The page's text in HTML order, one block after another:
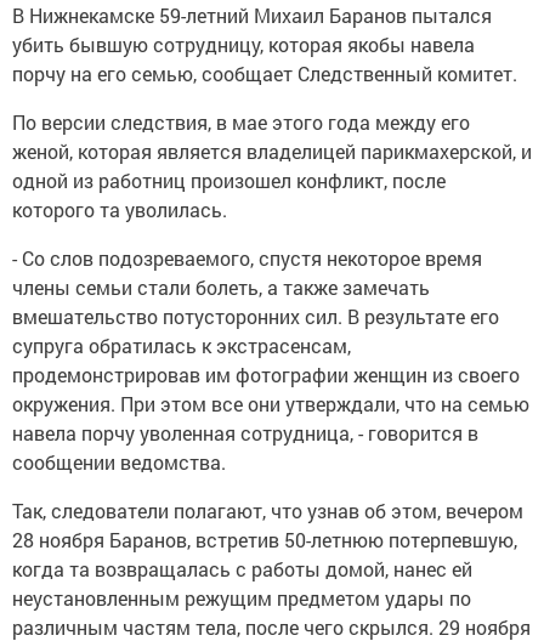
В Нижнекамске 59-летний Михаил Баранов пытался
убить бывшую сотрудницу, которая якобы навела
порчу на его семью, сообщает Следственный комитет.
По версии следствия, в мае этого года между его
женой, которая является владелицей парикмахерской, и
одной из работниц произошел конфликт, после
которого та уволилась.
- Со слов подозреваемого, спустя некоторое время
члены семьи стали болеть, а также замечать
вмешательство потусторонних сил. В результате его
супруга обратилась к экстрасенсам,
продемонстрировав им фотографии женщин из своего
окружения. При этом все они утверждали, что на семью
навела порчу уволенная сотрудница, - говорится в
сообщении ведомства.
Так, следователи полагают, что узнав об этом, вечером
28 ноября Баранов, встретив 50-летнюю потерпевшую,
когда та возвращалась с работы домой, нанес ей
неустановленным режущим предметом удары по
различным частям тела, после чего скрылся. 29 ноября